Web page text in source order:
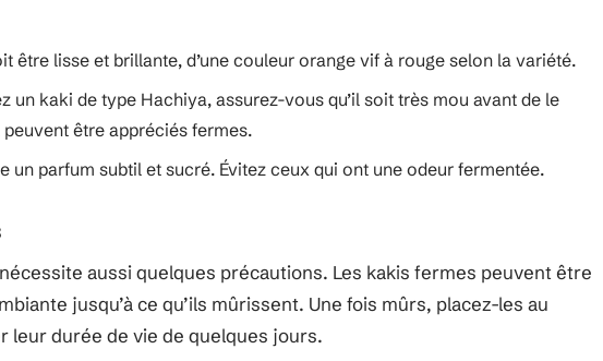
être lisse et brillante, d’une couleur orange vif à rouge selon la variété.
un kaki de type Hachiya, assurez-vous qu’il soit très mou avant de le
être appréciés fermes.
un parfum subtil et sucré. Évitez ceux qui ont une odeur fermentée.
aussi quelques précautions. Les kakis fermes peuvent être
jusqu’à ce qu’ils mûrissent. Une fois mûrs, placez-les au
leur durée de vie de quelques jours.